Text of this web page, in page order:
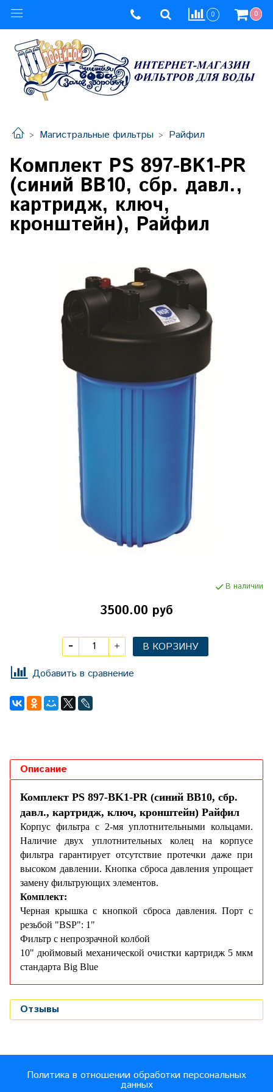
0 0
Магистральные фильтры Райфил
Комплект PS 897-BK1-PR
(синий ВВ10, сбр. давл.,
картридж, ключ,
кронштейн), Райфил
В наличии
3500.00 руб
В КОРЗИНУ
Добавить в сравнение
Описание
Комплект PS 897-BK1-PR (синий ВВ10, сбр.
давл., картридж, ключ, кронштейн) Райфил
Корпус фильтра с 2-мя уплотнительными кольцами.
Наличие двух уплотнительных колец на корпусе
фильтра гарантирует отсутствие протечки даже при
высоком давлении. Кнопка сброса давления упрощает
замену фильтрующих элементов.
Комплект:
Черная крышка с кнопкой сброса давления.Порт с
резьбой "ВSP": 1"
Фильтр с непрозрачной колбой
10" дюймовый механичecкой очистки картридж 5 мкм
стандарта Big Blue
Отзывы
Политика в отношении обработки персональных
данных